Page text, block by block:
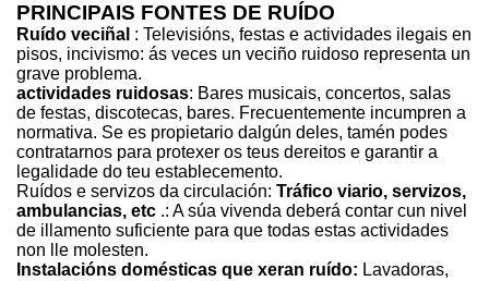
PRINCIPAIS FONTES DE RUÍDO
Ruído veciñal : Televisións, festas e actividades ilegais en
pisos, incivismo: ás veces un veciño ruidoso representa un
grave problema.
actividades ruidosas: Bares musicais, concertos, salas
de festas, discotecas, bares. Frecuentemente incumpren a
normativa. Se es propietario dalgún deles, tamén podes
contratarnos para protexer os teus dereitos e garantir a
legalidade do teu establecemento.
Ruídos e servizos da circulación: Tráfico viario, servizos,
ambulancias, etc .: A súa vivenda deberá contar cun nivel
de illamento suficiente para que todas estas actividades
non lle molesten.
Instalacións domésticas que xeran ruído: Lavadoras,